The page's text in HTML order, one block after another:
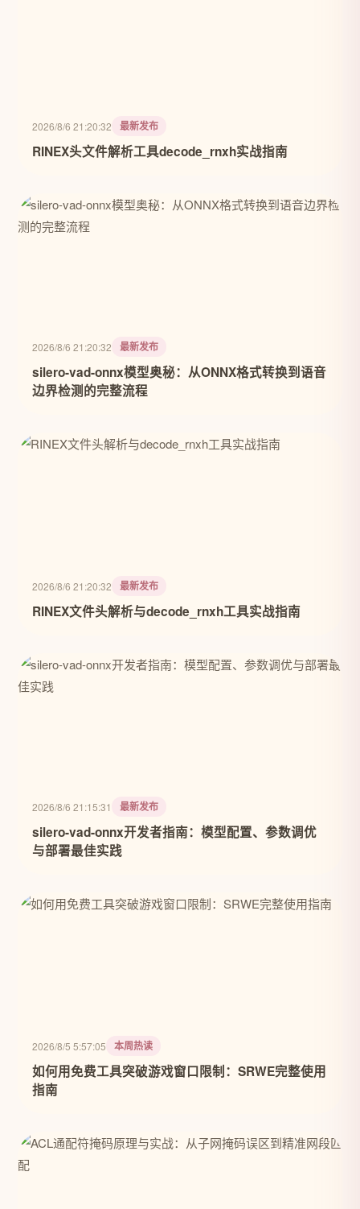
2026/8/6 21:20:32 最新发布
RINEX头文件解析工具decode_rnxh实战指南
2026/8/6 21:20:32 最新发布
silero-vad-onnx模型奥秘：从ONNX格式转换到语音
边界检测的完整流程
2026/8/6 21:20:32 最新发布
RINEX文件头解析与decode_rnxh工具实战指南
2026/8/6 21:15:31 最新发布
silero-vad-onnx开发者指南：模型配置、参数调优
与部署最佳实践
2026/8/5 5:57:05 本周热读
如何用免费工具突破游戏窗口限制：SRWE完整使用
指南